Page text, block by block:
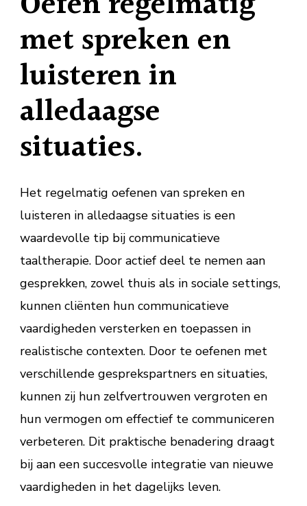
met spreken en
luisteren in
alledaagse
situaties.
Het regelmatig oefenen van spreken en
luisteren in alledaagse situaties is een
waardevolle tip bij communicatieve
taaltherapie. Door actief deel te nemen aan
gesprekken, zowel thuis als in sociale settings,
kunnen cliënten hun communicatieve
vaardigheden versterken en toepassen in
realistische contexten. Door te oefenen met
verschillende gesprekspartners en situaties,
kunnen zij hun zelfvertrouwen vergroten en
hun vermogen om effectief te communiceren
verbeteren. Dit praktische benadering draagt
bij aan een succesvolle integratie van nieuwe
vaardigheden in het dagelijks leven.